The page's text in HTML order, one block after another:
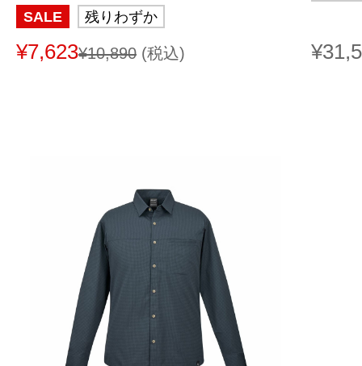
SALE 残りわずか
¥7,623¥10,890 (税込)